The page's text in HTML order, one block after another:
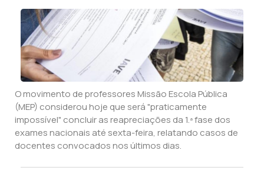
O movimento de professores Missão Escola Pública
(MEP) considerou hoje que será "praticamente
impossível" concluir as reapreciações da 1.ª fase dos
exames nacionais até sexta-feira, relatando casos de
docentes convocados nos últimos dias.